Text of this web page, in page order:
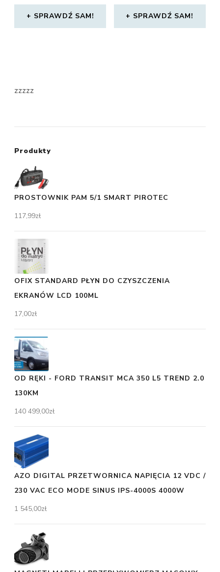
SPRAWDŹ SAM! SPRAWDŹ SAM!
zzzzz
Produkty
PROSTOWNIK PAM 5/1 SMART PIROTEC
117,99zł
OFIX STANDARD PŁYN DO CZYSZCZENIA
EKRANÓW LCD 100ML
17,00zł
OD RĘKI - FORD TRANSIT MCA 350 L5 TREND 2.0
130KM
140 499,00zł
AZO DIGITAL PRZETWORNICA NAPIĘCIA 12 VDC /
230 VAC ECO MODE SINUS IPS-4000S 4000W
1 545,00zł